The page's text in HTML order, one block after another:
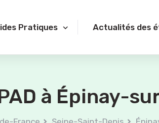
Pratiques Actualités des
à Épinay-